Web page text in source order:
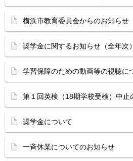
横浜市教育委員会からのお知らせ
奨学金に関するお知らせ（全年次）
学習保障のための動画等の視聴に
第１回英検（18期学校受検）中止
奨学金について
一斉休業についてのお知らせ